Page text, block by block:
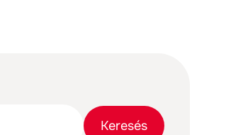
Keresősáv
Keresés